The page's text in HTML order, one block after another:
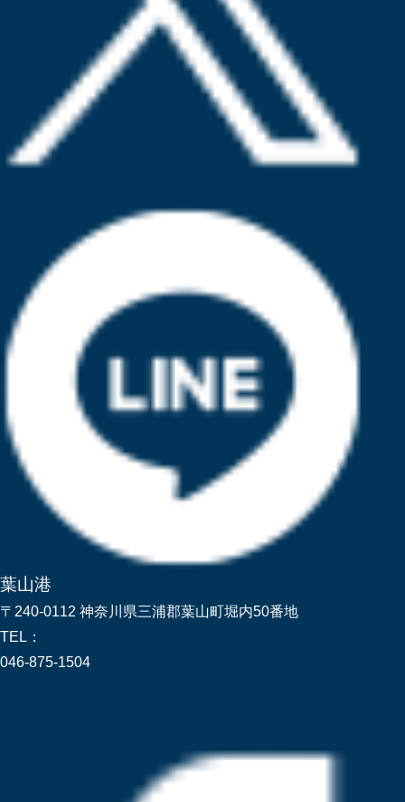
葉山港
〒240-0112 神奈川県三浦郡葉山町堀内50番地
TEL：
046-875-1504